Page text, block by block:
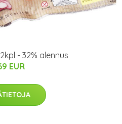
- 32% alennus
EUR